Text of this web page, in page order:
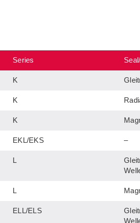
Series
K
K
K
EKL/EKS –
L
L
ELL/ELS